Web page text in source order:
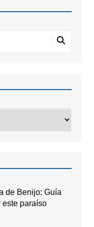
de Benijo: Guía
este paraíso